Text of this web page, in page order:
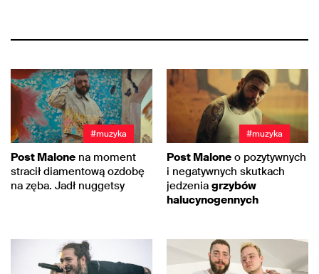
#muzyka
Post Malone na moment
stracił diamentową ozdobę
na zęba. Jadł nuggetsy
#muzyka
Post Malone o pozytywnych
i negatywnych skutkach
jedzenia grzybów
halucynogennych